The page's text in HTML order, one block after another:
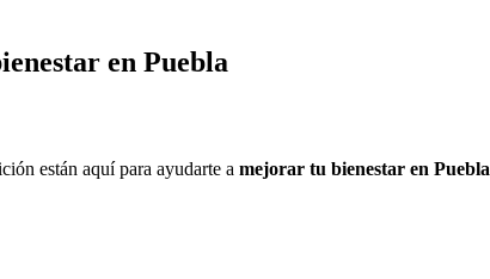
en Puebla
están aquí para ayudarte a mejorar tu bienestar en Puebla